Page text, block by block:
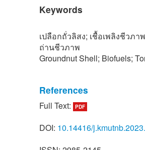
Keywords
เปลือกถั่วลิสง; เชื้อเพลิงชีวภ
ถ่านชีวภาพ
Groundnut Shell; Biofuels;
References
[1] P. A. Seglah, Y. Wang, H.
Full Text: PDF
DOI: 10.14416/